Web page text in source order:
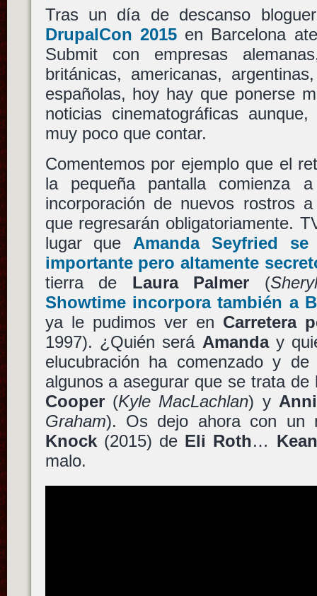
Tras un día de descanso
DrupalCon 2015en Barcelona
Submit con empresas
británicas, americanas,
españolas, hoy hay que ponerse
noticias cinematográficas
muy poco que contar.
Comentemos por ejemplo que el
la pequeña pantalla comienza
incorporación de nuevos rostros
que regresarán obligatoriamente.
lugar que Amanda Seyfried se
importante pero altamente
tierra de Laura Palmer (
Showtime incorpora también a
ya le pudimos ver en Carretera
1997). ¿Quién será Amanday
elucubración ha comenzado y
algunos a asegurar que se trata
Cooper(Kyle MacLachlan) y
Graham). Os dejo ahora con un
Knock(2015) de Eli Roth…
malo.